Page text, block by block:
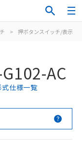
> 押ボタンスイッチ/表示灯
AC
仕様一覧